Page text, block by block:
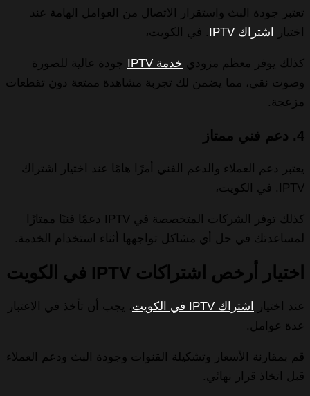
تعتبر جودة البث واستقرار الاتصال من العوامل الهامة عند
اختيار
اشتراك IPTV . في الكويت،
كذلك يوفر معظم مزودي خدمة IPTV
جودة عالية للصورة
وصوت نقي، مما يضمن لك تجربة مشاهدة ممتعة دون تقطعات
مزعجة.
4. دعم فني ممتاز
يعتبر دعم العملاء والدعم الفني أمرًا هامًا عند اختيار اشتراك
IPTV. في الكويت،
كذلك توفر الشركات المتخصصة في IPTV دعمًا فنيًا ممتازًا
لمساعدتك في حل أي مشاكل تواجهها أثناء استخدام الخدمة.
اختيار أرخص اشتراكات IPTV في الكويت
عند اختيار اشتراك IPTV في الكويت
، يجب أن تأخذ في الاعتبار
عدة عوامل.
قم بمقارنة الأسعار وتشكيلة القنوات وجودة البث ودعم العملاء
قبل اتخاذ قرار نهائي.